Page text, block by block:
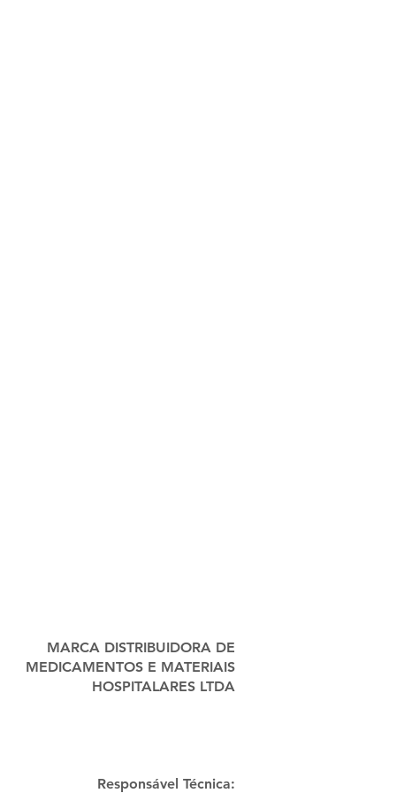
MARCA DISTRIBUIDORA DE
MEDICAMENTOS E MATERIAIS
HOSPITALARES LTDA
Responsável Técnica: